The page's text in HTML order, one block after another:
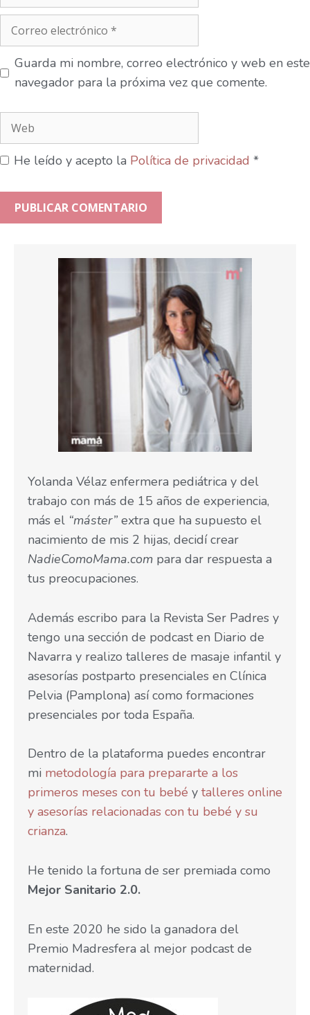
Guarda mi nombre, correo electrónico y web en este
navegador para la próxima vez que comente.
He leído y acepto la Política de privacidad *
Yolanda Vélaz enfermera pediátrica y del
trabajo con más de 15 años de experiencia,
más el “máster” extra que ha supuesto el
nacimiento de mis 2 hijas, decidí crear
NadieComoMama.com para dar respuesta a
tus preocupaciones.
Además escribo para la Revista Ser Padres y
tengo una sección de podcast en Diario de
Navarra y realizo talleres de masaje infantil y
asesorías postparto presenciales en Clínica
Pelvia (Pamplona) así como formaciones
presenciales por toda España.
Dentro de la plataforma puedes encontrar
mi metodología para prepararte a los
primeros meses con tu bebé y talleres online
y asesorías relacionadas con tu bebé y su
crianza.
He tenido la fortuna de ser premiada como
Mejor Sanitario 2.0.
En este 2020 he sido la ganadora del
Premio Madresfera al mejor podcast de
maternidad.